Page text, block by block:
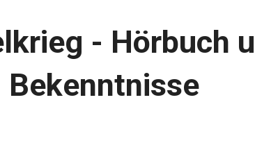
- Hörbuch
Bekenntnisse